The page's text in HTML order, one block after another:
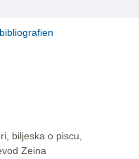
biljeska o piscu,
Zeina